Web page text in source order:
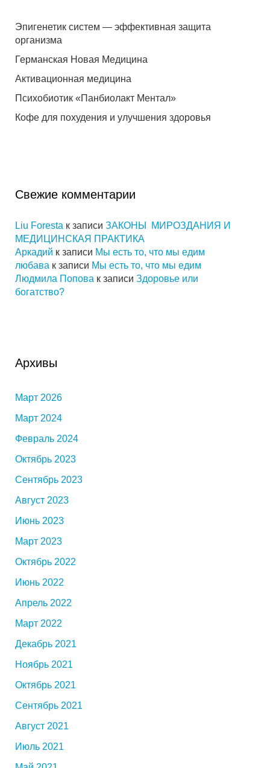
Эпигенетик систем — эффективная защита
организма
Германская Новая Медицина
Активационная медицина
Психобиотик «Панбиолакт Ментал»
Кофе для похудения и улучшения здоровья
Свежие комментарии
Liu Foresta к записи ЗАКОНЫ МИРОЗДАНИЯ И
МЕДИЦИНСКАЯ ПРАКТИКА
Аркадий к записи Мы есть то, что мы едим
любава к записи Мы есть то, что мы едим
Людмила Попова к записи Здоровье или
богатство?
Архивы
Март 2026
Март 2024
Февраль 2024
Октябрь 2023
Сентябрь 2023
Август 2023
Июнь 2023
Март 2023
Октябрь 2022
Июнь 2022
Апрель 2022
Март 2022
Декабрь 2021
Ноябрь 2021
Октябрь 2021
Сентябрь 2021
Август 2021
Июль 2021